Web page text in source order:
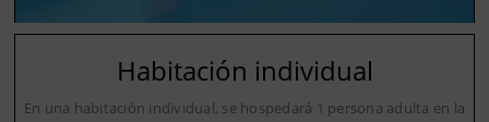
Habitación individual
En una habitación individual, se hospedará 1 persona adulta en la